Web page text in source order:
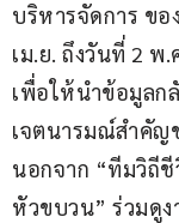
บริหารจัดการ ขอ
เม.ย. ถึงวันที่ 2 พ
เพื่อให้นำข้อมูลก
เจตนารมณ์สำคัญ
นอกจาก “ทีมวิถีชี
หัวขบวน” ร่วมดูง